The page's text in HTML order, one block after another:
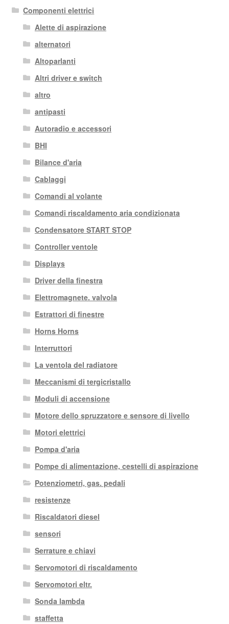
Componenti elettrici
Alette di aspirazione
alternatori
Altoparlanti
Altri driver e switch
altro
antipasti
Autoradio e accessori
BHI
Bilance d'aria
Cablaggi
Comandi al volante
Comandi riscaldamento aria condizionata
Condensatore START STOP
Controller ventole
Displays
Driver della finestra
Elettromagnete. valvola
Estrattori di finestre
Horns Horns
Interruttori
La ventola del radiatore
Meccanismi di tergicristallo
Moduli di accensione
Motore dello spruzzatore e sensore di livello
Motori elettrici
Pompa d'aria
Pompe di alimentazione, cestelli di aspirazione
Potenziometri, gas. pedali
resistenze
Riscaldatori diesel
sensori
Serrature e chiavi
Servomotori di riscaldamento
Servomotori eltr.
Sonda lambda
staffetta